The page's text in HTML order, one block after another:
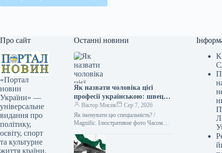
Про сайт
«Портал
новин
України» —
універсальне
видання про
політику,
освіту, спорт
та культурне
життя країни.
Останні новини
Як назвати чоловіка цієї
професії українською: швець,
швак, швачка чи швач
Віктор Мисик
Сер 7, 2026
Як іменувати цю спеціальність? /
Magnific. Ілюстративне фото Часом
шиттям, – це просто “швачки”.
Однак…
Л